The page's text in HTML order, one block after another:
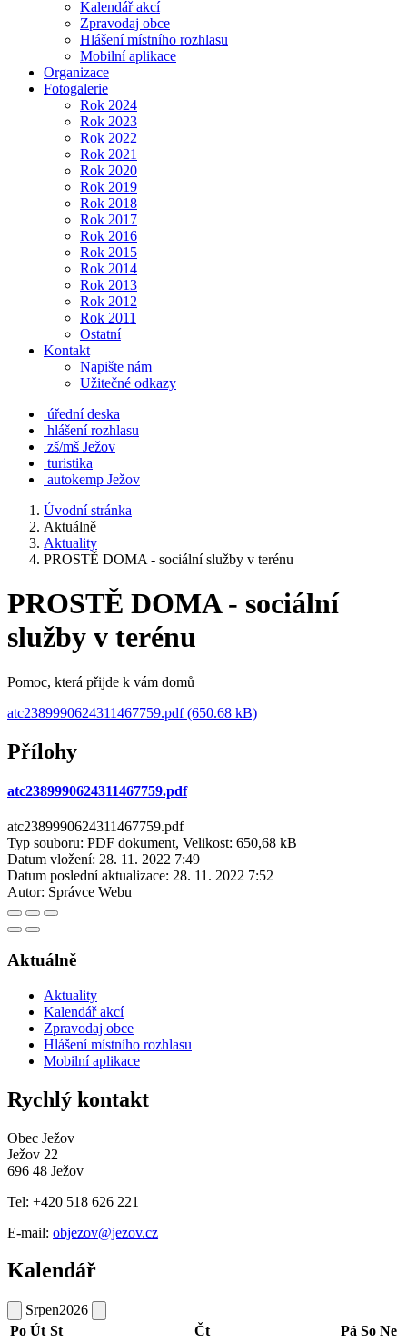
Kalendář akcí
Zpravodaj obce
Hlášení místního rozhlasu
Mobilní aplikace
Organizace
Fotogalerie
Rok 2024
Rok 2023
Rok 2022
Rok 2021
Rok 2020
Rok 2019
Rok 2018
Rok 2017
Rok 2016
Rok 2015
Rok 2014
Rok 2013
Rok 2012
Rok 2011
Ostatní
Kontakt
Napište nám
Užitečné odkazy
úřední deska
hlášení rozhlasu
zš/mš Ježov
turistika
autokemp Ježov
Úvodní stránka
Aktuálně
Aktuality
PROSTĚ DOMA - sociální služby v terénu
PROSTĚ DOMA - sociální
služby v terénu
Pomoc, která přijde k vám domů
atc2389990624311467759.pdf (650.68 kB)
Přílohy
atc2389990624311467759.pdf
atc2389990624311467759.pdf
Typ souboru: PDF dokument, Velikost: 650,68 kB
Datum vložení: 28. 11. 2022 7:49
Datum poslední aktualizace: 28. 11. 2022 7:52
Autor: Správce Webu
Aktuálně
Aktuality
Kalendář akcí
Zpravodaj obce
Hlášení místního rozhlasu
Mobilní aplikace
Rychlý kontakt
Obec Ježov
Ježov 22
696 48 Ježov
Tel: +420 518 626 221
E-mail: objezov@jezov.cz
Kalendář
Srpen2026
Po Út St Čt Pá So Ne